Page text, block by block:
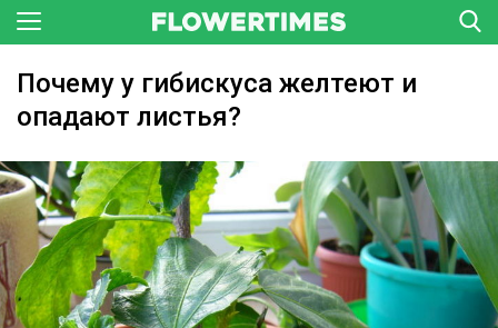
Почему у гибискуса желтеют и
опадают листья?